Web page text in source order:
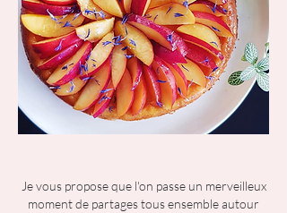
Je vous propose que l'on passe un merveilleux
moment de partages tous ensemble autour